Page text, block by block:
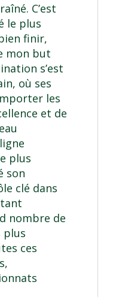
C’est
le plus
finir,
mon but
s’est
où ses
les
et de
plus
son
clé dans
nombre de
plus
ces